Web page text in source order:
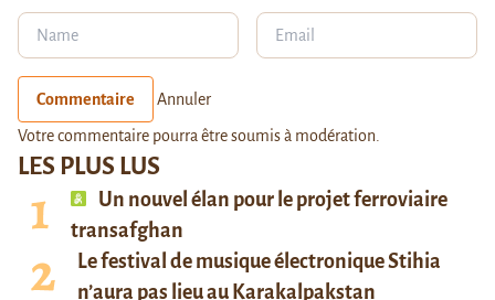
LES PLUS LUS
Un nouvel élan pour le projet ferroviaire
transafghan
Le festival de musique électronique Stihia
n’aura pas lieu au Karakalpakstan
Commentaire Annuler
Votre commentaire pourra être soumis à modération.